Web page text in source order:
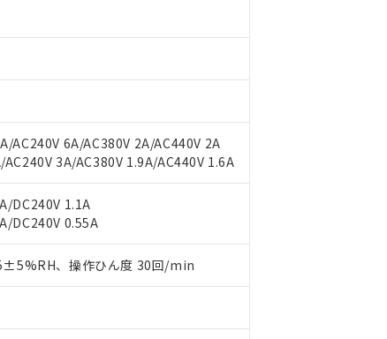
AC240V 6A/AC380V 2A/AC440V 2A
3A/AC380V 1.9A/AC440V 1.6A
DC240V 1.1A
DC240V 0.55A
、操作ひん度 30回/min
客様のお取引先、またはお客様担当のオムロン制御機器販売店・
拠点は「販売ネットワーク
」をご確認ください。
の事前の承諾なく第三者に漏洩または開示しないようお願いしま
ービス）をご利用いただくには、I-Webメンバーズにご登録され
ご登録された部品リストについて、当社および当社の共同利用者
お客様との取引・商談に必要な範囲で利用することをご了承くだ
報の共同利用に関して"
の「1.共同利用者の範囲」に記載されて
る適用除外項目は除く。
月が前後することがあります。
とができます。
の基準値以下であることを示します。
の基準値を超えていることを示します。
ミウム) : 100ppm、
ェニル類) : 1000ppm、 PBDEs(ポリ臭化ジフェニルエーテル類) : 1000ppm、
ジイソブチル) : 1000ppm、 BBP(フタル酸ブチルベンジル) : 1000ppm、
準値以下であることを示します。
質が外部に漏えいし、環境に深刻な影響を及ぼさない年数を意
国為替および外国貿易法に定める商品（以下｢規制貨物等」とい
ル、化学兵器、生物兵器またはその他武器並びにこれらの製造装
る場合は、上記1、2および3の内容を当該第三者に通知します。
わる関係者が違法に輸出するおそれがある場合は、取り引きをい
ては、お客様のお取引先、またはお客様担当のオムロン制御
認ください)
情報を公開していない機種